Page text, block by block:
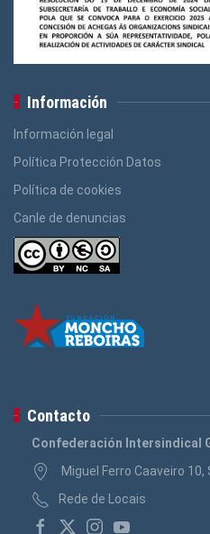
Información
Información legal
Política Protección Datos
Política de cookies
Canle de denuncias
Contacto
Confederación Intersindical
Miguel Ferro Caaveiro
Rede de Locais